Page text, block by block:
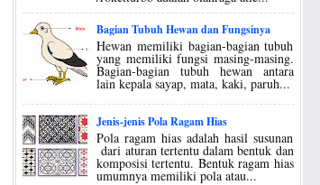
Bagian Tubuh Hewan dan Fungsinya
Hewan memiliki bagian-bagian tubuh
yang memiliki fungsi masing-masing.
Bagian-bagian tubuh hewan antara
lain kepala sayap, mata, kaki, paruh...
Jenis-jenis Pola Ragam Hias
Pola ragam hias adalah hasil susunan
dari aturan tertentu dalam bentuk dan
komposisi tertentu. Bentuk ragam hias
umumnya memiliki pola atau...